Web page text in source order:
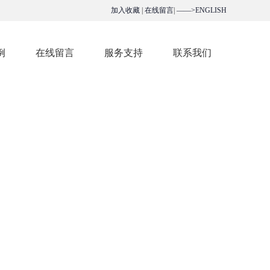
加入收藏 在线留言 ——>ENGLISH
在线留言 服务支持 联系我们